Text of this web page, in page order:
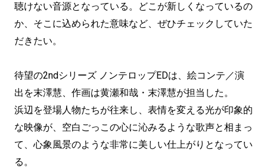
聴けない音源となっている。どこが新しくなっているの
か、そこに込められた意味など、ぜひチェックしていた
だきたい。
待望の2ndシリーズ ノンテロップEDは、絵コンテ／演
出を末澤慧、作画は黄瀬和哉・末澤慧が担当した。
浜辺を登場人物たちが往来し、表情を変える光が印象的
な映像が、空白ごっこの心に沁みるような歌声と相まっ
て、心象風景のような非常に美しい仕上がりとなってい
る。